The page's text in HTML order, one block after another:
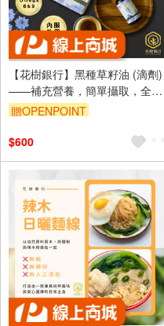
【花樹銀行】黑種草籽油 (滴劑)
——補充營養，簡單攝取，全面
健康
贈OPENPOINT
$600